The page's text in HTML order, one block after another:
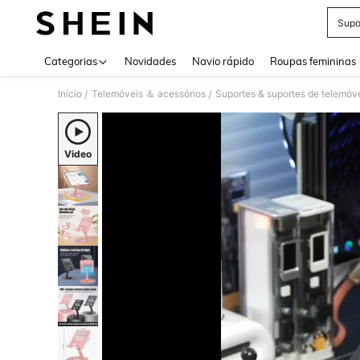
Categorias Novidades Navio rápido Roupas femininas
Início / Telemóveis ＆ acessórios / Suportes & suportes de
Video